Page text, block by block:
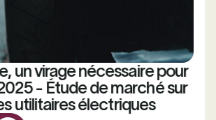
un virage nécessaire pour
- Étude de marché sur
utilitaires électriques